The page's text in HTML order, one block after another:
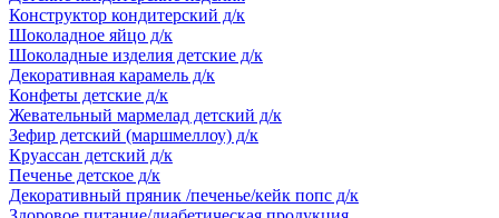
Конструктор кондитерский д/к
Шоколадное яйцо д/к
Шоколадные изделия детские д/к
Декоративная карамель д/к
Конфеты детские д/к
Жевательный мармелад детский д/к
Зефир детский (маршмеллоу) д/к
Круассан детский д/к
Печенье детское д/к
Декоративный пряник /печенье/кейк попс д/к